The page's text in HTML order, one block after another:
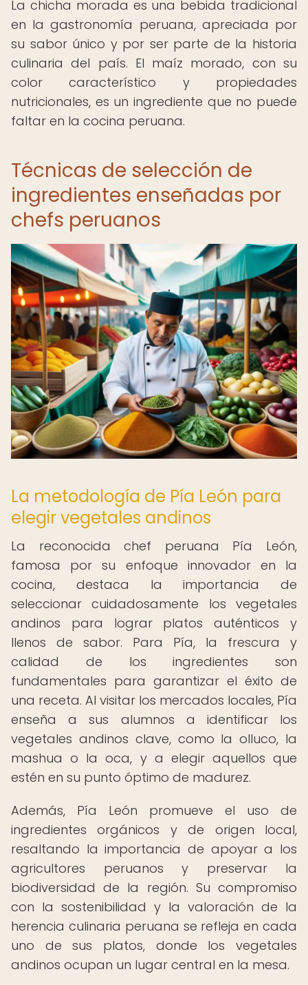
La chicha morada es una bebida tradicional
en la gastronomía peruana, apreciada por
su sabor único y por ser parte de la historia
culinaria del país. El maíz morado, con su
color característico y propiedades
nutricionales, es un ingrediente que no puede
faltar en la cocina peruana.
Técnicas de selección de
ingredientes enseñadas por
chefs peruanos
La metodología de Pía León para
elegir vegetales andinos
La reconocida chef peruana Pía León,
famosa por su enfoque innovador en la
cocina, destaca la importancia de
seleccionar cuidadosamente los vegetales
andinos para lograr platos auténticos y
llenos de sabor. Para Pía, la frescura y
calidad de los ingredientes son
fundamentales para garantizar el éxito de
una receta. Al visitar los mercados locales, Pía
enseña a sus alumnos a identificar los
vegetales andinos clave, como la olluco, la
mashua o la oca, y a elegir aquellos que
estén en su punto óptimo de madurez.
Además, Pía León promueve el uso de
ingredientes orgánicos y de origen local,
resaltando la importancia de apoyar a los
agricultores peruanos y preservar la
biodiversidad de la región. Su compromiso
con la sostenibilidad y la valoración de la
herencia culinaria peruana se refleja en cada
uno de sus platos, donde los vegetales
andinos ocupan un lugar central en la mesa.